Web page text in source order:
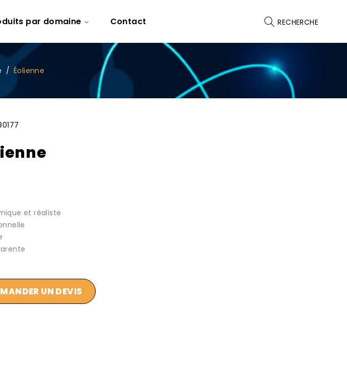
par domaine Contact RECHERCHE
/ Éolienne
et réaliste
UN DEVIS